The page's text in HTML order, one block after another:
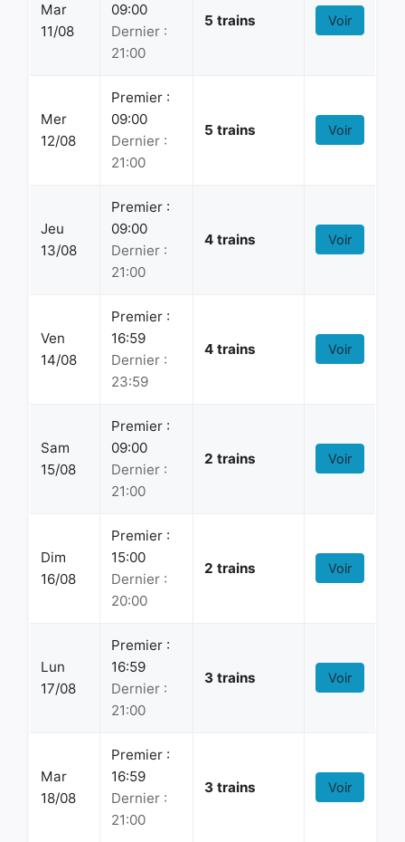
Mar
11/08
09:00
Dernier :
21:00
5 trains Voir
Mer
12/08
Premier :
09:00
Dernier :
21:00
5 trains Voir
Jeu
13/08
Premier :
09:00
Dernier :
21:00
4 trains Voir
Ven
14/08
Premier :
16:59
Dernier :
23:59
4 trains Voir
Sam
15/08
Premier :
09:00
Dernier :
21:00
2 trains Voir
Dim
16/08
Premier :
15:00
Dernier :
20:00
2 trains Voir
Lun
17/08
Premier :
16:59
Dernier :
21:00
3 trains Voir
Mar
18/08
Premier :
16:59
Dernier :
21:00
3 trains Voir